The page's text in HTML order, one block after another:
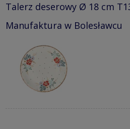
Talerz deserowy Ø 18 cm
Manufaktura w Bolesławcu